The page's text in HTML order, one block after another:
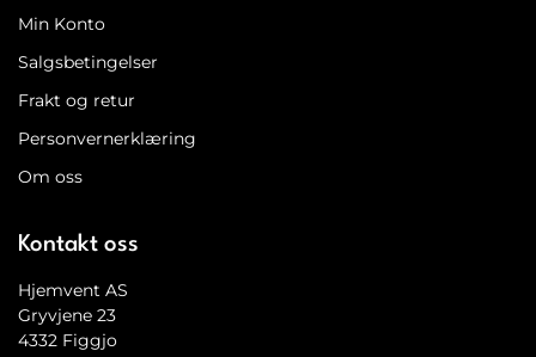
Min Konto
Salgsbetingelser
Frakt og retur
Personvernerklæring
Om oss
Kontakt oss
Hjemvent AS
Gryvjene 23
4332 Figgjo